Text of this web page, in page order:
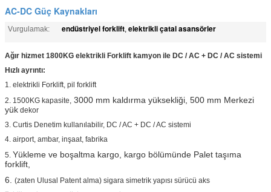
AC-DC Güç Kaynakları
Vurgulamak: endüstriyel forklift, elektrikli çatal asansörler
Ağır hizmet 1800KG elektrikli Forklift kamyon ile DC / AC + DC / AC sistemi
Hızlı ayrıntı:
1. elektrikli Forklift, pil forklift
2. 1500KG kapasite, 3000 mm kaldırma yüksekliği, 500 mm Merkezi
yük dekor
3. Curtis Denetim kullanılabilir, DC / AC + DC / AC sistemi
4. airport, ambar, inşaat, fabrika
5. Yükleme ve boşaltma kargo, kargo bölümünde Palet taşıma
forklift,
6. (zaten Ulusal Patent alma) sigara simetrik yapısı sürücü aks